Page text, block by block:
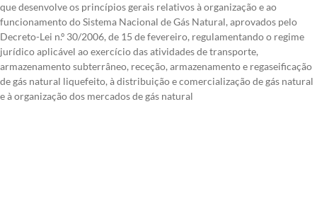
que desenvolve os princípios gerais relativos à organização e ao
funcionamento do Sistema Nacional de Gás Natural, aprovados pelo
Decreto-Lei n.º 30/2006, de 15 de fevereiro, regulamentando o regime
jurídico aplicável ao exercício das atividades de transporte,
armazenamento subterrâneo, receção, armazenamento e regaseificação
de gás natural liquefeito, à distribuição e comercialização de gás natural
e à organização dos mercados de gás natural